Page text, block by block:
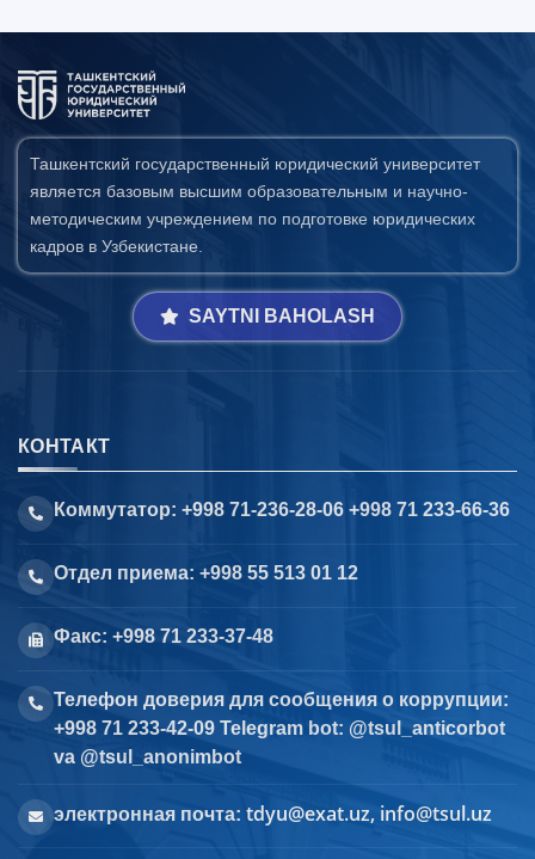
Ташкентский государственный юридический университет
является базовым высшим образовательным и научно-
методическим учреждением по подготовке юридических
кадров в Узбекистане.
SAYTNI BAHOLASH
КОНТАКТ
Коммутатор: +998 71-236-28-06 +998 71 233-66-36
Отдел приема: +998 55 513 01 12
Факс: +998 71 233-37-48
Телефон доверия для сообщения о коррупции:
+998 71 233-42-09 Telegram bot: @tsul_anticorbot
va @tsul_anonimbot
электронная почта: tdyu@exat.uz, info@tsul.uz